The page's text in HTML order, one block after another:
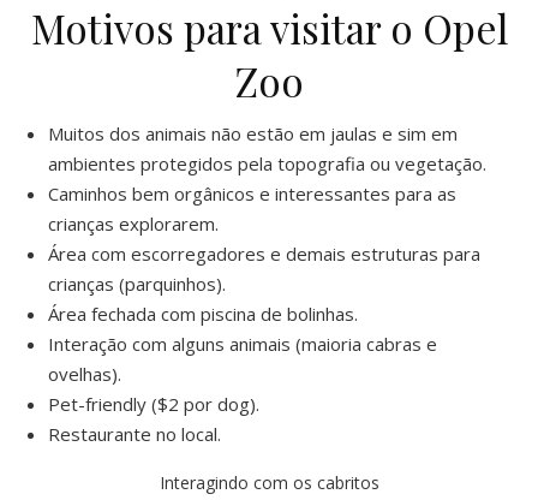
Motivos para visitar o Opel
Zoo
Muitos dos animais não estão em jaulas e sim em
ambientes protegidos pela topografia ou vegetação.
Caminhos bem orgânicos e interessantes para as
crianças explorarem.
Área com escorregadores e demais estruturas para
crianças (parquinhos).
Área fechada com piscina de bolinhas.
Interação com alguns animais (maioria cabras e
ovelhas).
Pet-friendly ($2 por dog).
Restaurante no local.
Interagindo com os cabritos